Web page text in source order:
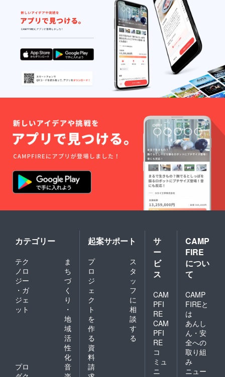
負担と
なりま
すので
ご了承
下さ
い。
くださ
い。ま
た店舗
(群馬県
玉村町)
にて開
催予定
となっ
ており
ます
が、人
数超過
などの
日程を
分けさ
せてい
ただき
ます。
尚、交
通費滞
在費等
は自己
なりま
すので
ご了承
い。
タにて
お送り
くださ
い。 ※
オープ
ン前試
食会に
つきま
しては3
月上旬
頃を予
定して
おりま
能な限
り日程
調整を
いたし
ます
が、ご
参加い
ただけ
ない場
証等に
つきま
しては
くださ
い。ま
た店舗
(群馬県
玉村町)
にて開
催予定
ており
ます
が、人
数超過
などの
場合は
日程を
分けさ
せてい
ただき
ます。
カテゴリー
テク
ノロ
ジー
・ガ
ジェ
ット
ま
ち
づ
く
り
・
地
域
活
性
化
プロ
音
起案サポート
プ
ロ
ジ
ェ
ク
ト
を
作
る
ス
タ
ッ
フ
に
相
談
す
る
資
料
請
サ
ー
ビ
ス
CAM
PFI
RE
CAM
PFI
RE
コ
ミュ
ニ
CAMP
FIRE
につい
て
CAMP
FIREと
は
あんし
ん・安
全への
取り組
み
ニュー